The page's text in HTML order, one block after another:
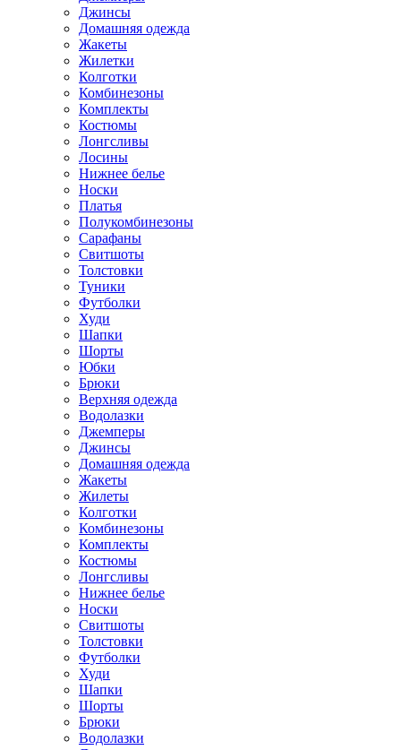
Джинсы
Домашняя одежда
Жакеты
Жилетки
Колготки
Комбинезоны
Комплекты
Костюмы
Лонгсливы
Лосины
Нижнее белье
Носки
Платья
Полукомбинезоны
Сарафаны
Свитшоты
Толстовки
Туники
Футболки
Худи
Шапки
Шорты
Юбки
Брюки
Верхняя одежда
Водолазки
Джемперы
Джинсы
Домашняя одежда
Жакеты
Жилеты
Колготки
Комбинезоны
Комплекты
Костюмы
Лонгсливы
Нижнее белье
Носки
Свитшоты
Толстовки
Футболки
Худи
Шапки
Шорты
Брюки
Водолазки